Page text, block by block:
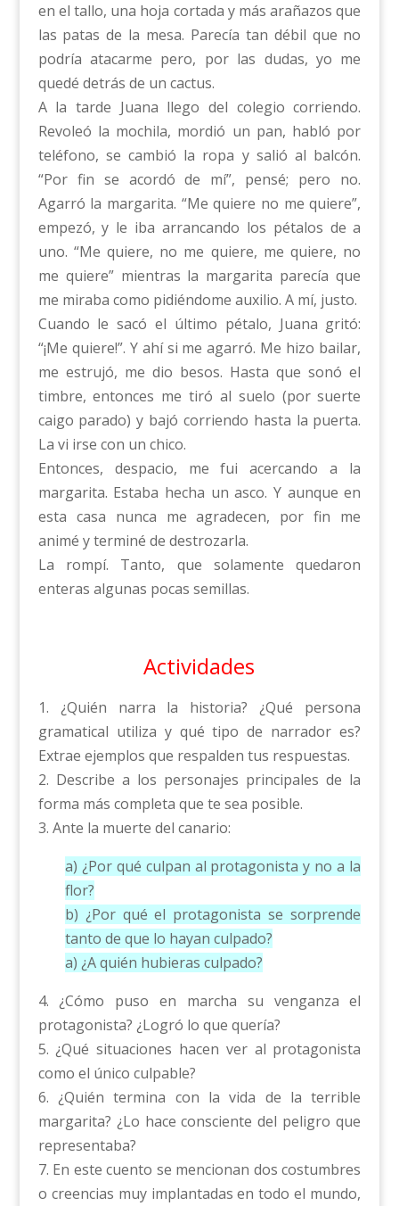
en el tallo, una hoja cortada y más arañazos que
las patas de la mesa. Parecía tan débil que no
podría atacarme pero, por las dudas, yo me
quedé detrás de un cactus.
A la tarde Juana llego del colegio corriendo.
Revoleó la mochila, mordió un pan, habló por
teléfono, se cambió la ropa y salió al balcón.
“Por fin se acordó de mí”, pensé; pero no.
Agarró la margarita. “Me quiere no me quiere”,
empezó, y le iba arrancando los pétalos de a
uno. “Me quiere, no me quiere, me quiere, no
me quiere” mientras la margarita parecía que
me miraba como pidiéndome auxilio. A mí, justo.
Cuando le sacó el último pétalo, Juana gritó:
“¡Me quiere!”. Y ahí si me agarró. Me hizo bailar,
me estrujó, me dio besos. Hasta que sonó el
timbre, entonces me tiró al suelo (por suerte
caigo parado) y bajó corriendo hasta la puerta.
La vi irse con un chico.
Entonces, despacio, me fui acercando a la
margarita. Estaba hecha un asco. Y aunque en
esta casa nunca me agradecen, por fin me
animé y terminé de destrozarla.
La rompí. Tanto, que solamente quedaron
enteras algunas pocas semillas.
Actividades
1. ¿Quién narra la historia? ¿Qué persona
gramatical utiliza y qué tipo de narrador es?
Extrae ejemplos que respalden tus respuestas.
2. Describe a los personajes principales de la
forma más completa que te sea posible.
3. Ante la muerte del canario:
a) ¿Por qué culpan al protagonista y no a la
flor?
b) ¿Por qué el protagonista se sorprende
tanto de que lo hayan culpado?
a) ¿A quién hubieras culpado?
4. ¿Cómo puso en marcha su venganza el
protagonista? ¿Logró lo que quería?
5. ¿Qué situaciones hacen ver al protagonista
como el único culpable?
6. ¿Quién termina con la vida de la terrible
margarita? ¿Lo hace consciente del peligro que
representaba?
7. En este cuento se mencionan dos costumbres
o creencias muy implantadas en todo el mundo,